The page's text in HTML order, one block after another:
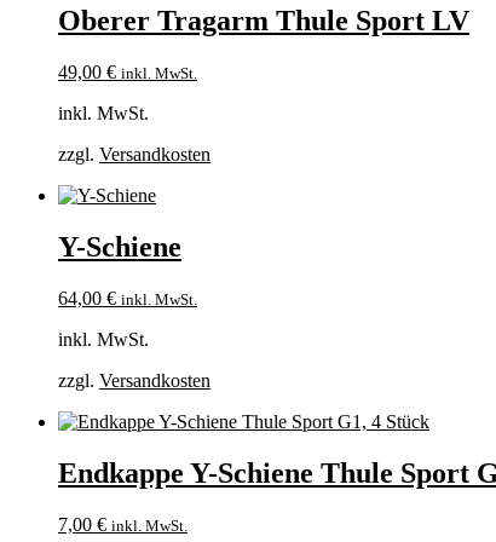
Oberer Tragarm Thule Sport LV
49,00 € inkl. MwSt.
inkl. MwSt.
zzgl. Versandkosten
Y-Schiene
64,00 € inkl. MwSt.
inkl. MwSt.
zzgl. Versandkosten
Endkappe Y-Schiene Thule Sport
7,00 € inkl. MwSt.